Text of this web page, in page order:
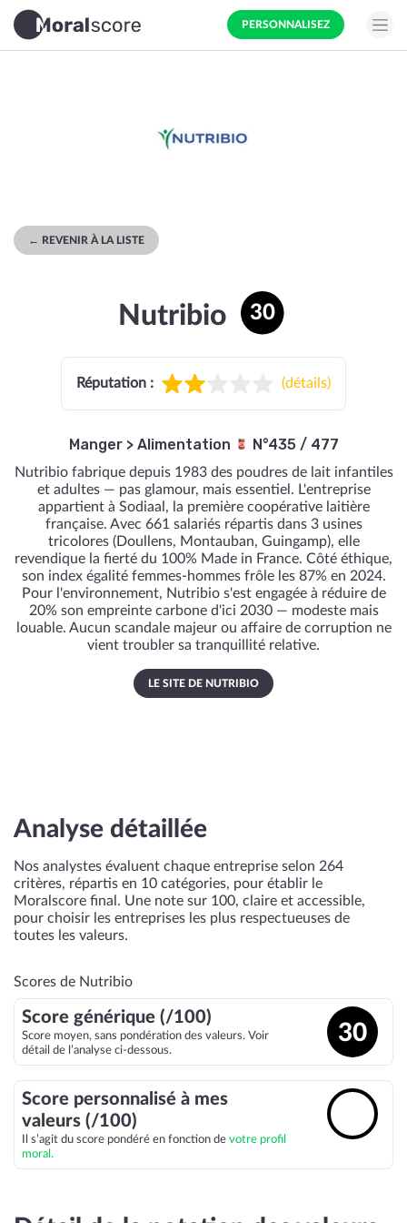
PERSONNALISEZ
← REVENIR À LA LISTE
Nutribio 30
Réputation : (détails)
Manger> Alimentation N°435 / 477
Nutribio fabrique depuis 1983 des poudres de lait infantiles
et adultes — pas glamour, mais essentiel. L'entreprise
appartient à Sodiaal, la première coopérative laitière
française. Avec 661 salariés répartis dans 3 usines
tricolores (Doullens, Montauban, Guingamp), elle
revendique la fierté du 100% Made in France. Côté éthique,
son index égalité femmes-hommes frôle les 87% en 2024.
Pour l'environnement, Nutribio s'est engagée à réduire de
20% son empreinte carbone d'ici 2030 — modeste mais
louable. Aucun scandale majeur ou affaire de corruption ne
vient troubler sa tranquillité relative.
LE SITE DE NUTRIBIO
Analyse détaillée
Nos analystes évaluent chaque entreprise selon 264
critères, répartis en 10 catégories, pour établir le
Moralscore final. Une note sur 100, claire et accessible,
pour choisir les entreprises les plus respectueuses de
toutes les valeurs.
Scores de Nutribio
Score générique (/100)
Score moyen, sans pondération des valeurs. Voir
détail de l’analyse ci-dessous.
30
Score personnalisé à mes
valeurs (/100)
Il s’agit du score pondéré en fonction de votre profil
moral.